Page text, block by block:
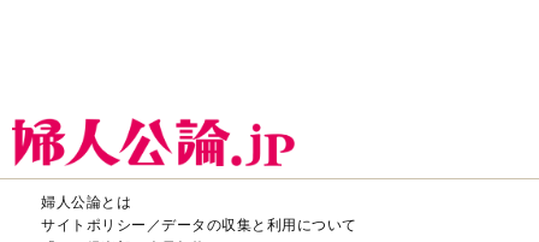
婦人公論とは
サイトポリシー／データの収集と利用について